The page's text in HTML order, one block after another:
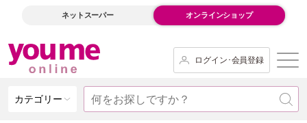
ネットスーパー オンラインショップ
ログイン･会員登録
カテゴリー